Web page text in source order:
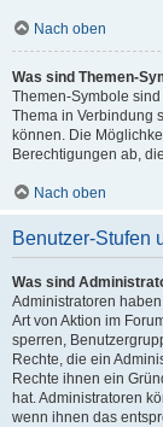
Nach oben
Was sind Themen-
Themen-Symbole
Thema in Verbindung
können. Die
Berechtigungen ab,
Nach oben
Benutzer-Stufen
Was sind
Administratoren
Art von Aktion im
sperren,
Rechte, die ein
Rechte ihnen ein
hat. Administratoren
wenn ihnen das